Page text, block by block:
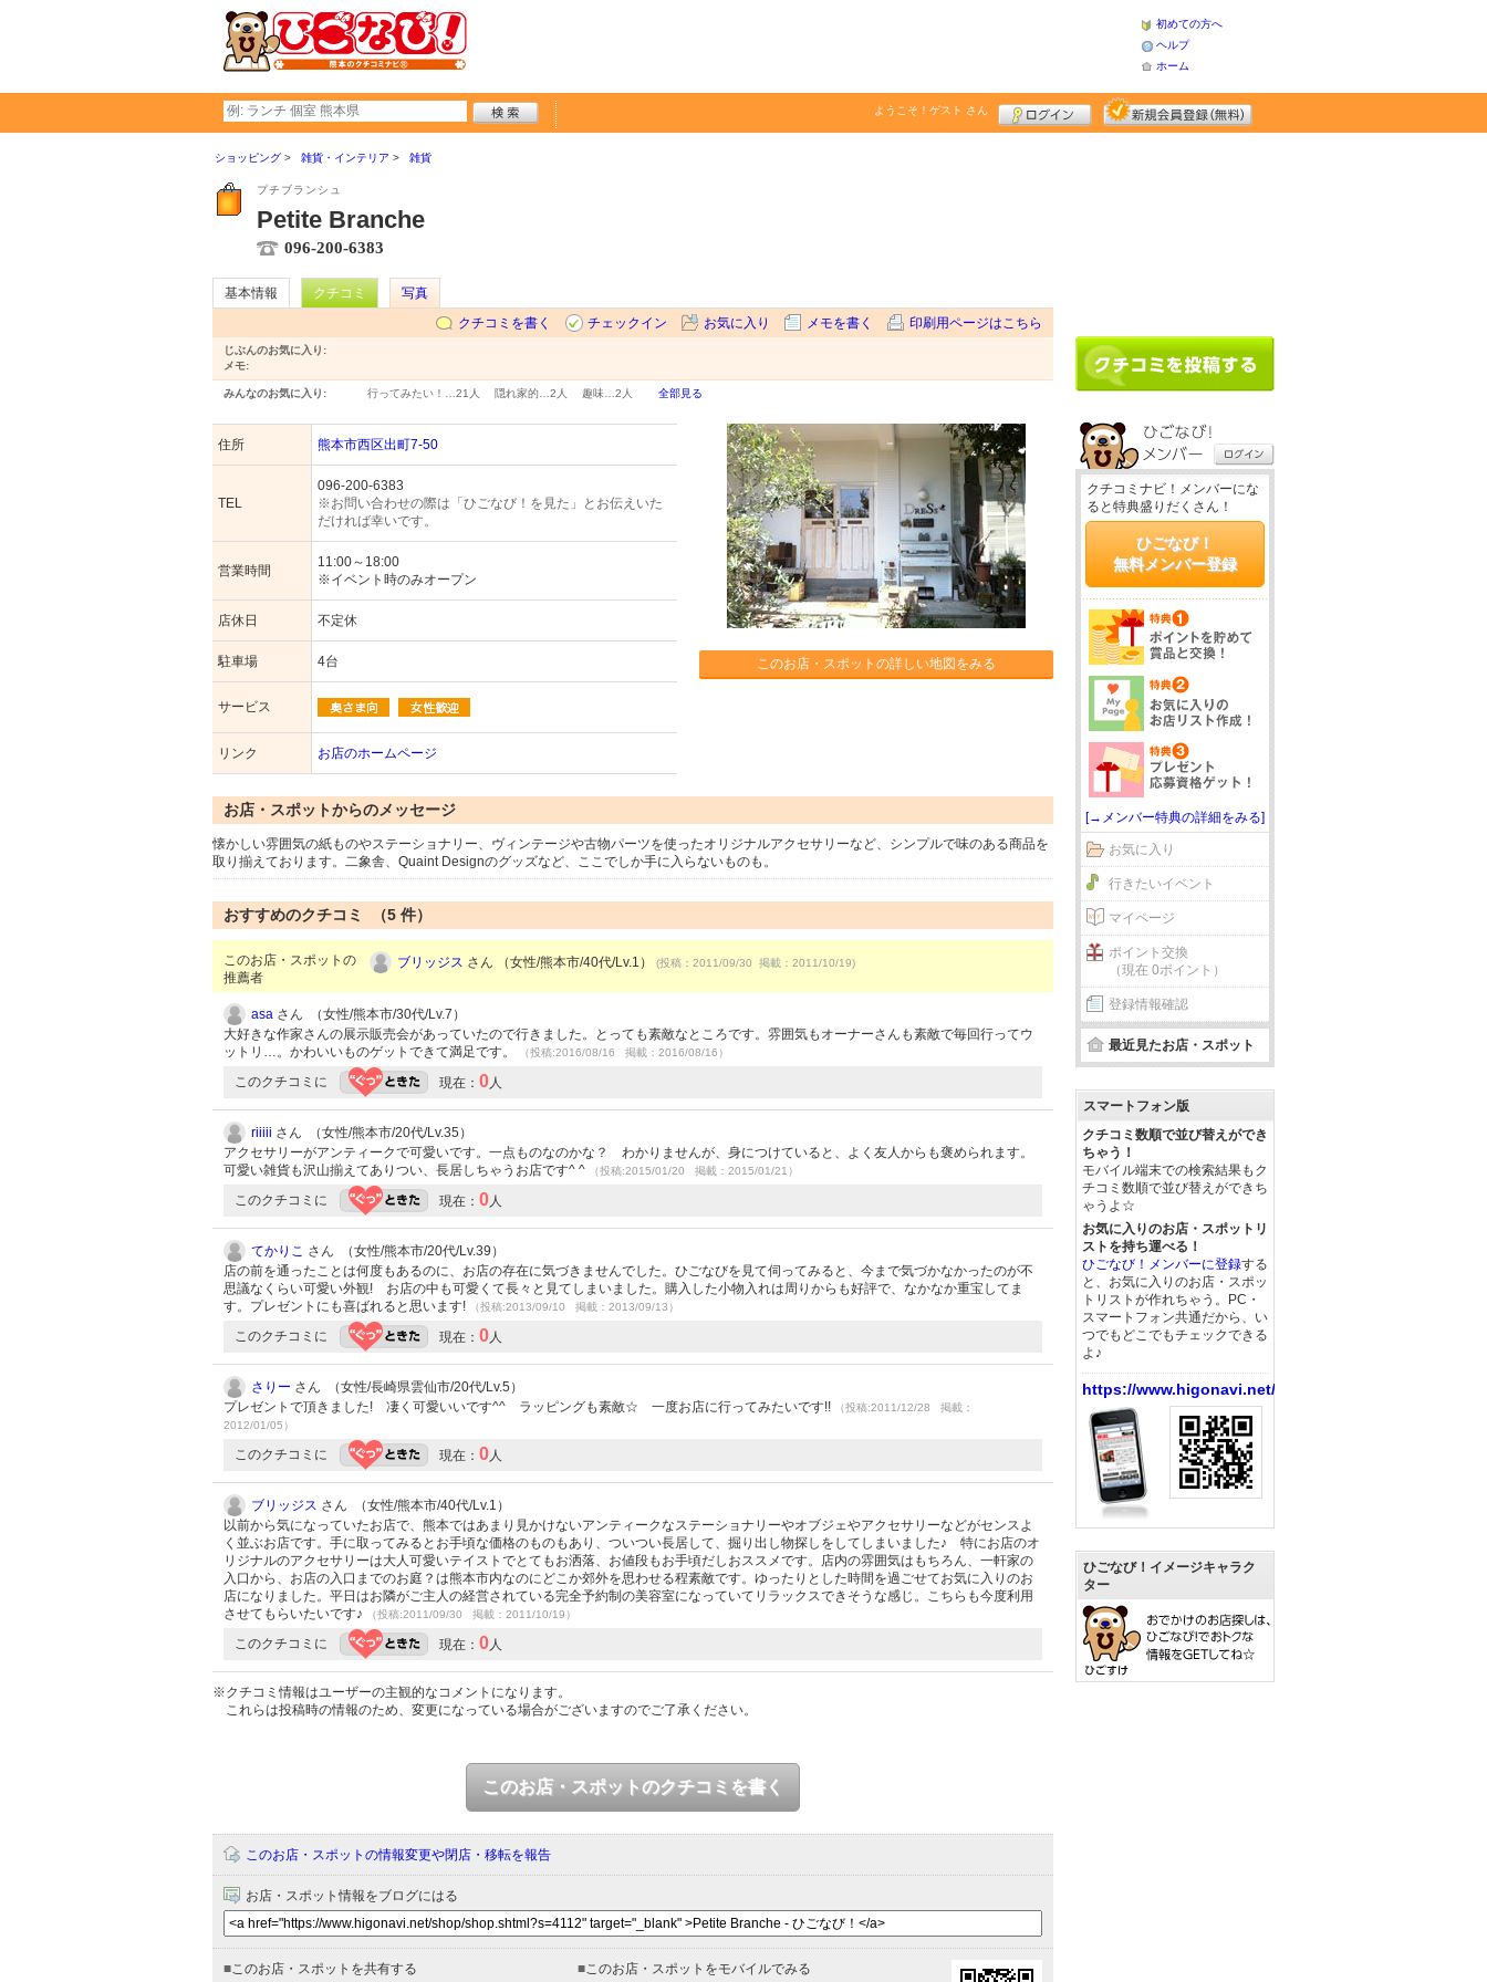
初めての方へ
ヘルプ
ホーム
ようこそ！ ゲスト さん
ショッピング 雑貨・インテリア 雑貨
プチブランシュ
Petite Branche
096-200-6383
基本情報 クチコミ
写真
クチコミを書く
チェックイン お気に入り メモを書く 印刷用ページはこちら
じぶんのお気に入り:
メモ:
みんなのお気に入り: 行ってみたい！… 21人 隠れ家的… 2人 趣味… 2人 全部見る
住所 熊本市西区出町7-50
TEL
096-200-6383
※お問い合わせの際は「ひごなび！を見た」とお伝えいた
だければ幸いです。
営業時間
11:00～18:00
※イベント時のみオープン
店休日 不定休
駐車場 4台
サービス
リンク お店のホームページ
このお店・スポットの詳しい地図をみる
お店・スポットからのメッセージ
懐かしい雰囲気の紙ものやステーショナリー、ヴィンテージや古物パーツを使ったオリジナルアクセサリーなど、シンプルで味のある商品を
取り揃えております。二象舎、Quaint Designのグッズなど、ここでしか手に入らないものも。
おすすめのクチコミ （5 件）
このお店・スポットの
推薦者
ブリッジス さん （女性/熊本市/40代/Lv.1） (投稿：2011/09/30 掲載：2011/10/19)
asa さん （女性/熊本市/30代/Lv.7）
大好きな作家さんの展示販売会があっていたので行きました。とっても素敵なところです。雰囲気もオーナーさんも素敵で毎回行ってウ
ットリ…。かわいいものゲットできて満足です。
（投稿:2016/08/16 掲載：2016/08/16）
このクチコミに 現在： 0人
riiiii さん （女性/熊本市/20代/Lv.35）
アクセサリーがアンティークで可愛いです。一点ものなのかな？ わかりませんが、身につけていると、よく友人からも褒められます。
可愛い雑貨も沢山揃えてありつい、長居しちゃうお店です^ ^
（投稿:2015/01/20 掲載：2015/01/21）
このクチコミに 現在： 0人
てかりこ さん （女性/熊本市/20代/Lv.39）
店の前を通ったことは何度もあるのに、お店の存在に気づきませんでした。ひごなびを見て伺ってみると、今まで気づかなかったのが不
思議なくらい可愛い外観! お店の中も可愛くて長々と見てしまいました。購入した小物入れは周りからも好評で、なかなか重宝してま
す。プレゼントにも喜ばれると思います!
（投稿:2013/09/10 掲載：2013/09/13）
このクチコミに 現在： 0人
さりー さん （女性/長崎県雲仙市/20代/Lv.5）
プレゼントで頂きました! 凄く可愛いいです^^ ラッピングも素敵☆ 一度お店に行ってみたいです!!
（投稿:2011/12/28 掲載：
2012/01/05）
このクチコミに 現在： 0人
ブリッジス さん （女性/熊本市/40代/Lv.1）
以前から気になっていたお店で、熊本ではあまり見かけないアンティークなステーショナリーやオブジェやアクセサリーなどがセンスよ
く並ぶお店です。手に取ってみるとお手頃な価格のものもあり、ついつい長居して、掘り出し物探しをしてしまいました♪ 特にお店のオ
リジナルのアクセサリーは大人可愛いテイストでとてもお洒落、お値段もお手頃だしおススメです。店内の雰囲気はもちろん、一軒家の
入口から、お店の入口までのお庭？は熊本市内なのにどこか郊外を思わせる程素敵です。ゆったりとした時間を過ごせてお気に入りのお
店になりました。平日はお隣がご主人の経営されている完全予約制の美容室になっていてリラックスできそうな感じ。こちらも今度利用
させてもらいたいです♪
（投稿:2011/09/30 掲載：2011/10/19）
このクチコミに 現在： 0人
※クチコミ情報はユーザーの主観的なコメントになります。
これらは投稿時の情報のため、変更になっている場合がございますのでご了承ください。
このお店・スポットのクチコミを書く
このお店・スポットの情報変更や閉店・移転を報告
お店・スポット情報をブログにはる
■このお店・スポットを共有する ■このお店・スポットをモバイルでみる
クチコミナビ！メンバーにな
ると特典盛りだくさん！
ひごなび！
無料メンバー登録
[→メンバー特典の詳細をみる]
お気に入り
行きたいイベント
マイページ
ポイント交換
（現在 0ポイント）
登録情報確認
最近見たお店・スポット
スマートフォン版
クチコミ数順で並び替えができ
ちゃう！
モバイル端末での検索結果もク
チコミ数順で並び替えができち
ゃうよ☆
お気に入りのお店・スポットリ
ストを持ち運べる！
ひごなび！メンバーに登録する
と、お気に入りのお店・スポッ
トリストが作れちゃう。PC・
スマートフォン共通だから、い
つでもどこでもチェックできる
よ♪
https://www.higonavi.net/
ひごなび！イメージキャラク
ター